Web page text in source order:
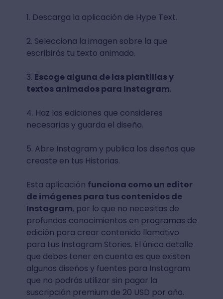
1. Descarga la aplicación de Hype Text.
2. Selecciona la imagen sobre la que
escribirás tu texto animado.
3. Escoge alguna de las plantillas y
textos animados para Instagram.
4. Haz las ediciones que consideres
necesarias y guarda el diseño.
5. Abre Instagram y publica los diseños que
creaste en tus Historias.
Esta aplicación funciona como un editor
de imágenes para tus contenidos de
Instagram, por lo que no necesitas de
profundos conocimientos en programas de
edición para crear contenido llamativo
para tus Instagram Stories. El único detalle
que debes tener en cuenta es que existen
algunos diseños y fuentes para Instagram
que no podrás utilizar sin pagar la
suscripción premium de 20 USD por año.